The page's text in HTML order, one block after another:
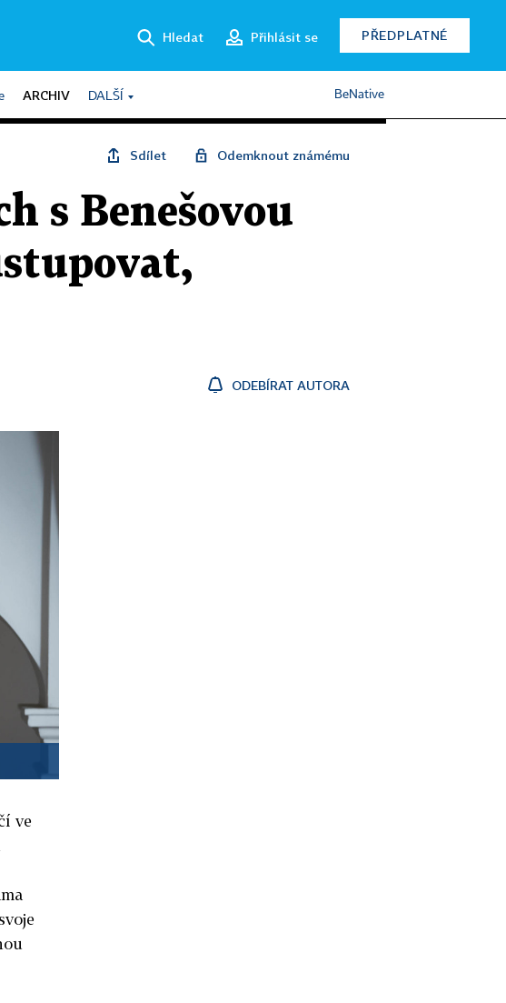
Hledat Přihlásit se PŘEDPLATNÉ
ARCHIV DALŠÍ BeNative
Sdílet Odemknout známému
s Benešovou
ODEBÍRAT AUTORA
ve